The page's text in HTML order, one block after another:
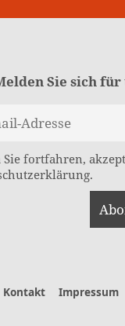
Sie sich
fortfahren,
Kontakt Impressum